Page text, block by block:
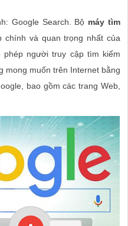
Google Search. Bộ máy tìm
và quan trọng nhất của
người truy cập tìm kiếm
mong muốn trên Internet bằng
bao gồm các trang Web,